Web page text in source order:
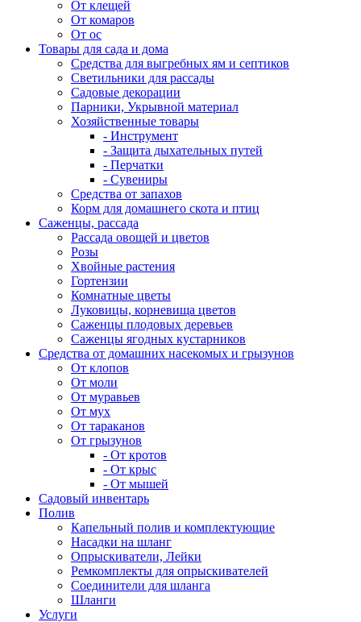
От клещей
От комаров
От ос
Товары для сада и дома
Средства для выгребных ям и септиков
Светильники для рассады
Садовые декорации
Парники, Укрывной материал
Хозяйственные товары
- Инструмент
- Защита дыхательных путей
- Перчатки
- Сувениры
Средства от запахов
Корм для домашнего скота и птиц
Саженцы, рассада
Рассада овощей и цветов
Розы
Хвойные растения
Гортензии
Комнатные цветы
Луковицы, корневища цветов
Саженцы плодовых деревьев
Саженцы ягодных кустарников
Средства от домашних насекомых и грызунов
От клопов
От моли
От муравьев
От мух
От тараканов
От грызунов
- От кротов
- От крыс
- От мышей
Садовый инвентарь
Полив
Капельный полив и комплектующие
Насадки на шланг
Опрыскиватели, Лейки
Ремкомплекты для опрыскивателей
Соединители для шланга
Шланги
Услуги